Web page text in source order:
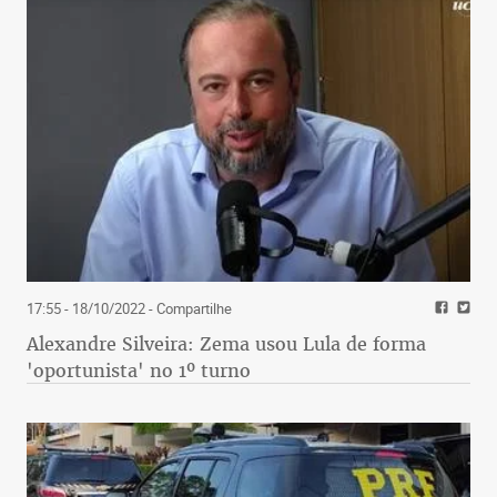
dúvida que a gente pode construir partido maior
ainda que o PSL”. Ou seja, o presidente Jair
Messias Bolsonaro, vai finalmente se filiar ao
17:55 - 18/10/2022- Compartilhe
Alexandre Silveira: Zema usou Lula de forma
'oportunista' no 1º turno